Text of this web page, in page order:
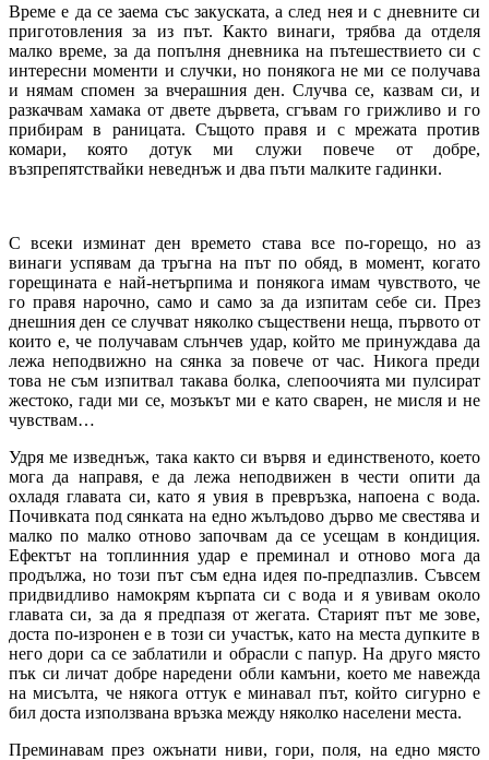
Време е да се заема със закуската, а след нея и с дневните си
приготовления за из път. Както винаги, трябва да отделя
малко време, за да попълня дневника на пътешествието си с
интересни моменти и случки, но понякога не ми се получава
и нямам спомен за вчерашния ден. Случва се, казвам си, и
разкачвам хамака от двете дървета, сгъвам го грижливо и го
прибирам в раницата. Същото правя и с мрежата против
комари, която дотук ми служи повече от добре,
възпрепятствайки неведнъж и два пъти малките гадинки.
С всеки изминат ден времето става все по-горещо, но аз
винаги успявам да тръгна на път по обяд, в момент, когато
горещината е най-нетърпима и понякога имам чувството, че
го правя нарочно, само и само за да изпитам себе си. През
днешния ден се случват няколко съществени неща, първото от
които е, че получавам слънчев удар, който ме принуждава да
лежа неподвижно на сянка за повече от час. Никога преди
това не съм изпитвал такава болка, слепоочията ми пулсират
жестоко, гади ми се, мозъкът ми е като сварен, не мисля и не
чувствам…
Удря ме изведнъж, така както си вървя и единственото, което
мога да направя, е да лежа неподвижен в чести опити да
охладя главата си, като я увия в превръзка, напоена с вода.
Почивката под сянката на едно жълъдово дърво ме свестява и
малко по малко отново започвам да се усещам в кондиция.
Ефектът на топлинния удар е преминал и отново мога да
продължа, но този път съм една идея по-предпазлив. Съвсем
придвидливо намокрям кърпата си с вода и я увивам около
главата си, за да я предпазя от жегата. Старият път ме зове,
доста по-изронен е в този си участък, като на места дупките в
него дори са се заблатили и обрасли с папур. На друго място
пък си личат добре наредени обли камъни, което ме навежда
на мисълта, че някога оттук е минавал път, който сигурно е
бил доста използвана връзка между няколко населени места.
Преминавам през ожънати ниви, гори, поля, на едно място